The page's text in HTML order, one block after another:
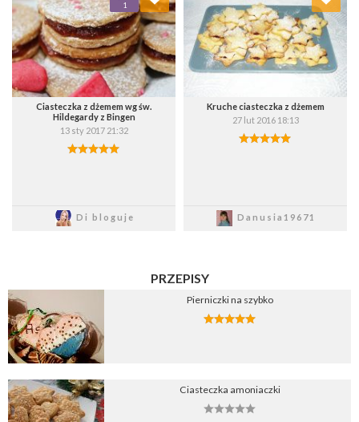
Ciasteczka z dżemem wg św.
Hildegardy z Bingen
13 sty 2017 21:32
Di bloguje
1
Wybierz listę:
Kruche ciasteczka z dżemem
27 lut 2016 18:13
Danusia19671
Wybierz listę:
PRZEPISY
Pierniczki na szybko
Ciasteczka amoniaczki